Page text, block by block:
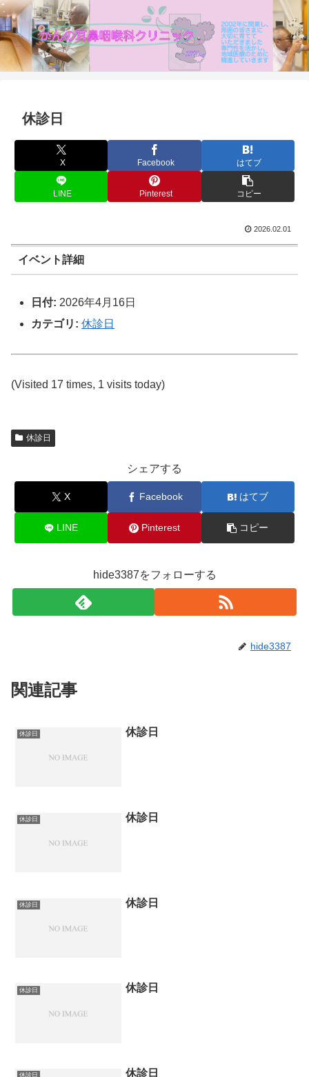
休診日
X Facebook はてブ
LINE Pinterest コピー
2026.02.01
イベント詳細
日付: 2026年4月16日
カテゴリ: 休診日
(Visited 17 times, 1 visits today)
休診日
シェアする
X Facebook はてブ
LINE Pinterest コピー
hide3387をフォローする
hide3387
関連記事
休診日 休診日
休診日 休診日
休診日 休診日
休診日 休診日
休診日 休診日